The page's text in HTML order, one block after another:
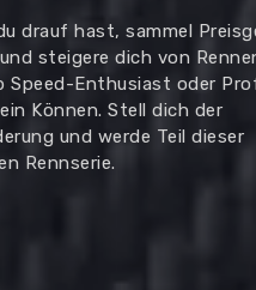
drauf hast, sammel
steigere dich von
Speed-Enthusiast oder
Können. Stell dich der
und werde Teil dieser
Rennserie.